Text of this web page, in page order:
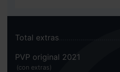
Total extras
PVP original 2021
(con extras)